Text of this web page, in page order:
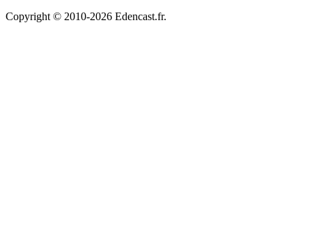
Copyright © 2010-2026 Edencast.fr.